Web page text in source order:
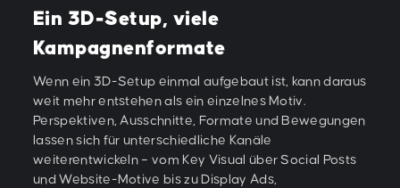
Ein 3D-Setup, viele
Kampagnenformate
Wenn ein 3D-Setup einmal aufgebaut ist, kann daraus
weit mehr entstehen als ein einzelnes Motiv.
Perspektiven, Ausschnitte, Formate und Bewegungen
lassen sich für unterschiedliche Kanäle
weiterentwickeln – vom Key Visual über Social Posts
und Website-Motive bis zu Display Ads,